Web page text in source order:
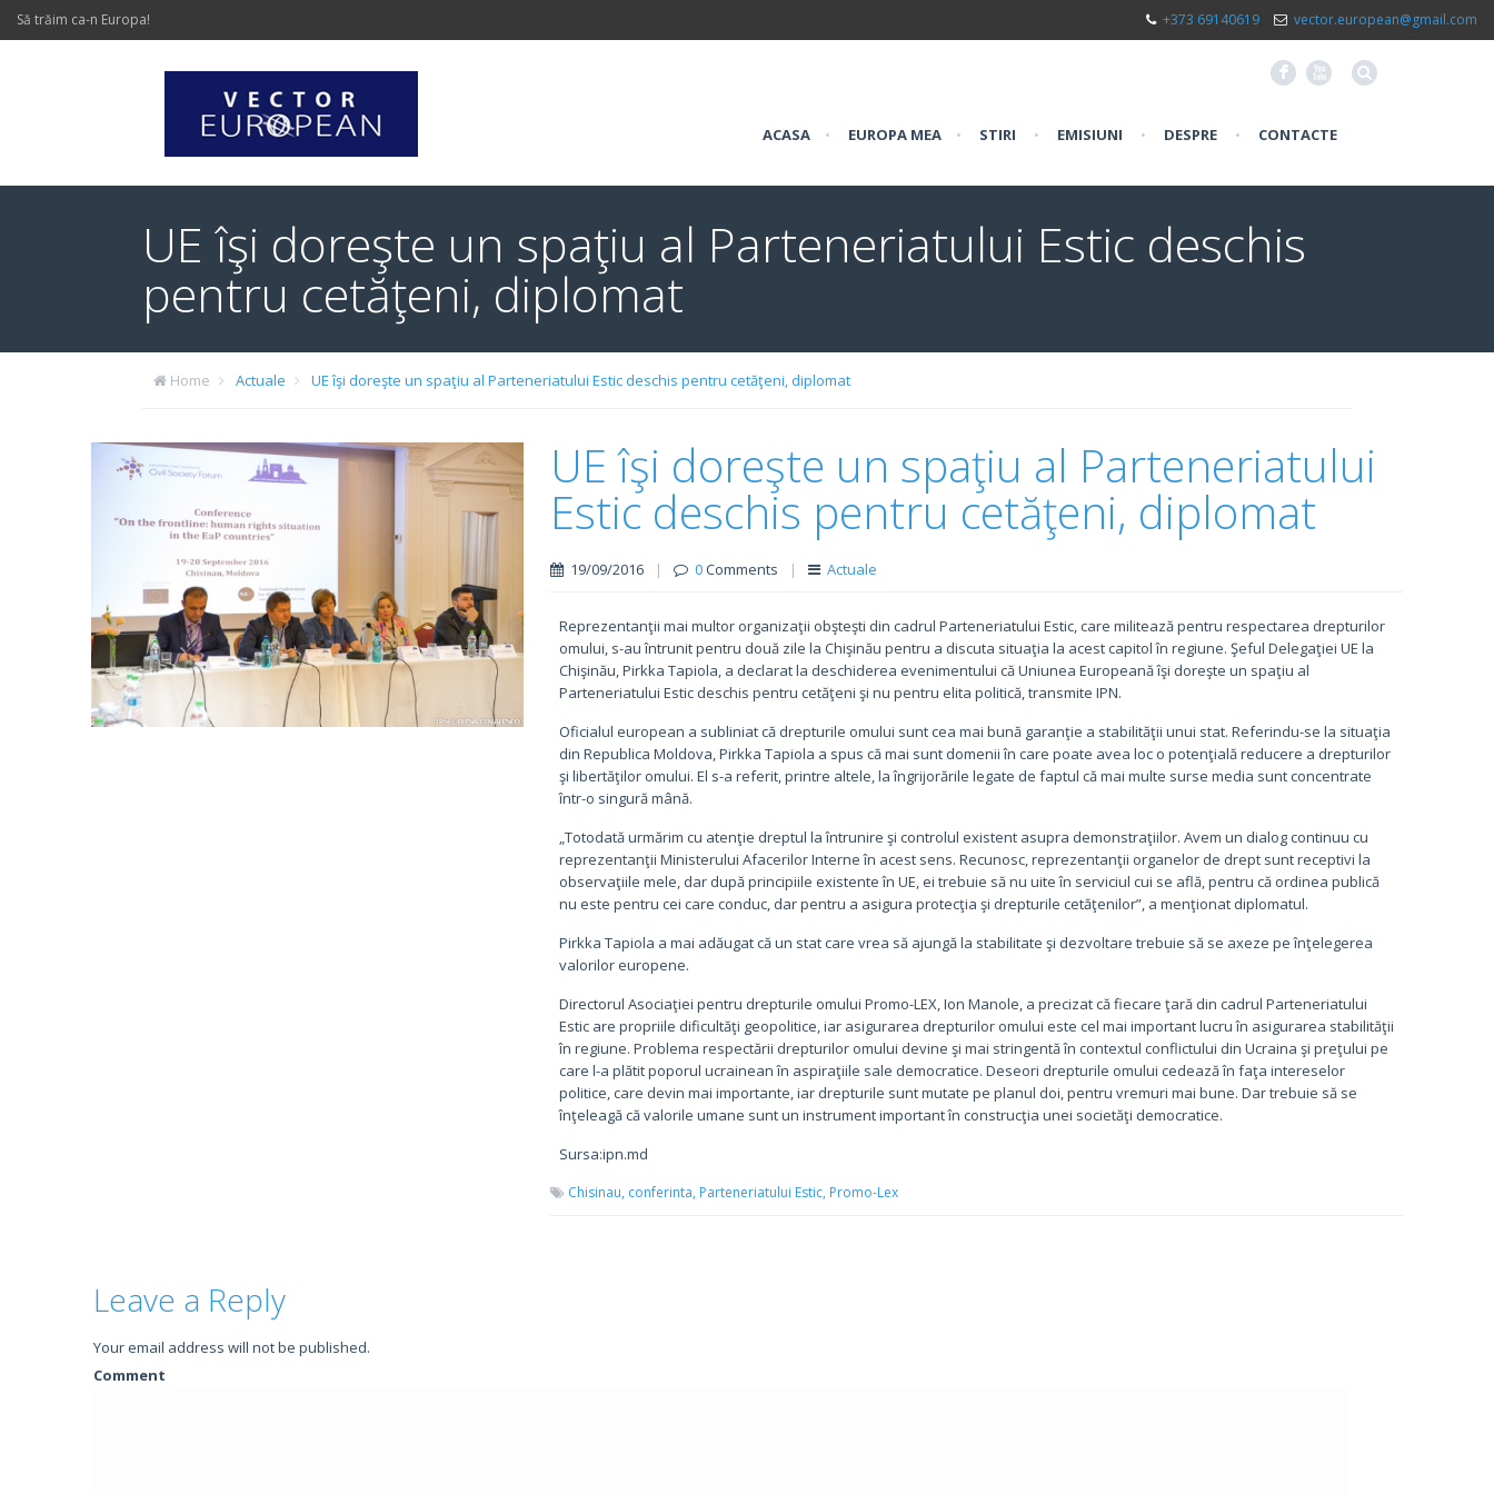
Să trăim ca-n Europa! +373 69140619 vector.european@gmail.com
F X
ACASA • EUROPA MEA • STIRI • EMISIUNI • DESPRE • CONTACTE
UE îşi doreşte un spaţiu al Parteneriatului Estic deschis
pentru cetăţeni, diplomat
Home Actuale UE îşi doreşte un spaţiu al Parteneriatului Estic deschis pentru cetăţeni, diplomat
UE îşi doreşte un spaţiu al Parteneriatului
Estic deschis pentru cetăţeni, diplomat
19/09/2016 | 0Comments | Actuale
Reprezentanţii mai multor organizaţii obşteşti din cadrul Parteneriatului Estic, care militează pentru respectarea drepturilor
omului, s-au întrunit pentru două zile la Chişinău pentru a discuta situaţia la acest capitol în regiune. Şeful Delegaţiei UE la
Chişinău, Pirkka Tapiola, a declarat la deschiderea evenimentului că Uniunea Europeană îşi doreşte un spaţiu al
Parteneriatului Estic deschis pentru cetăţeni şi nu pentru elita politică, transmite IPN.
Oficialul european a subliniat că drepturile omului sunt cea mai bună garanţie a stabilităţii unui stat. Referindu-se la situaţia
din Republica Moldova, Pirkka Tapiola a spus că mai sunt domenii în care poate avea loc o potenţială reducere a drepturilor
şi libertăţilor omului. El s-a referit, printre altele, la îngrijorările legate de faptul că mai multe surse media sunt concentrate
într-o singură mână.
„Totodată urmărim cu atenţie dreptul la întrunire şi controlul existent asupra demonstraţiilor. Avem un dialog continuu cu
reprezentanţii Ministerului Afacerilor Interne în acest sens. Recunosc, reprezentanţii organelor de drept sunt receptivi la
observaţiile mele, dar după principiile existente în UE, ei trebuie să nu uite în serviciul cui se află, pentru că ordinea publică
nu este pentru cei care conduc, dar pentru a asigura protecţia şi drepturile cetăţenilor”, a menţionat diplomatul.
Pirkka Tapiola a mai adăugat că un stat care vrea să ajungă la stabilitate şi dezvoltare trebuie să se axeze pe înţelegerea
valorilor europene.
Directorul Asociaţiei pentru drepturile omului Promo-LEX, Ion Manole, a precizat că fiecare ţară din cadrul Parteneriatului
Estic are propriile dificultăţi geopolitice, iar asigurarea drepturilor omului este cel mai important lucru în asigurarea stabilităţii
în regiune. Problema respectării drepturilor omului devine şi mai stringentă în contextul conflictului din Ucraina şi preţului pe
care l-a plătit poporul ucrainean în aspiraţiile sale democratice. Deseori drepturile omului cedează în faţa intereselor
politice, care devin mai importante, iar drepturile sunt mutate pe planul doi, pentru vremuri mai bune. Dar trebuie să se
înţeleagă că valorile umane sunt un instrument important în construcţia unei societăţi democratice.
Sursa:ipn.md
Chisinau, conferinta, Parteneriatului Estic, Promo-Lex
Leave a Reply
Your email address will not be published.
Comment